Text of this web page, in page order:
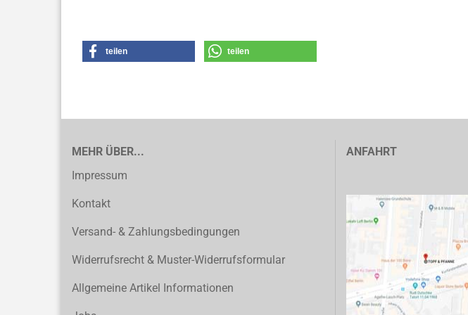
teilen teilen
MEHR ÜBER...
Impressum
Kontakt
Versand- & Zahlungsbedingungen
Widerrufsrecht & Muster-Widerrufsformular
Allgemeine Artikel Informationen
ANFAHRT